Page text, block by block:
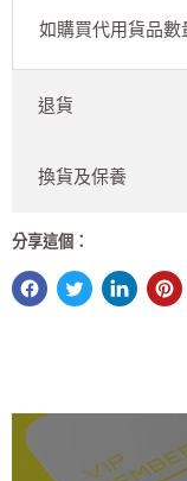
如購買代用貨品數
退貨
換貨及保養
分享這個：